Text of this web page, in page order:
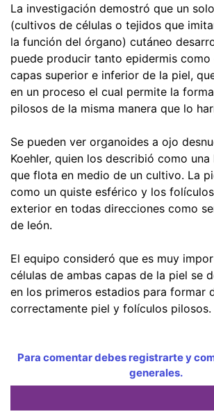
La investigación demostró que un
(cultivos de células o tejidos que
la función del órgano) cutáneo
puede producir tanto epidermis como
capas superior e inferior de la piel,
en un proceso el cual permite la
pilosos de la misma manera que lo
Se pueden ver organoides a ojo
Koehler, quien los describió como
que flota en medio de un cultivo. La
como un quiste esférico y los
exterior en todas direcciones como
de león.
El equipo consideró que es muy
células de ambas capas de la piel se
en los primeros estadios para formar
correctamente piel y folículos pilosos.
Para comentar debes registrarte y
generales.